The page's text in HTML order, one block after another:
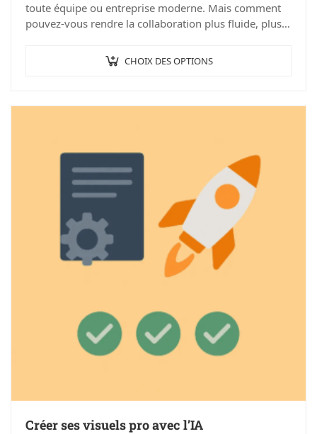
toute équipe ou entreprise moderne. Mais comment
pouvez-vous rendre la collaboration plus fluide, plus
CHOIX DES OPTIONS
Créer ses visuels pro avec l’IA